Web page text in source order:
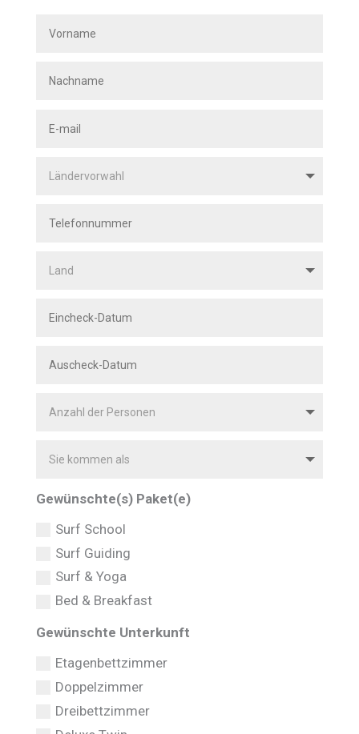
Gewünschte(s) Paket(e)
Surf School
Surf Guiding
Surf & Yoga
Bed & Breakfast
Gewünschte Unterkunft
Etagenbettzimmer
Doppelzimmer
Dreibettzimmer